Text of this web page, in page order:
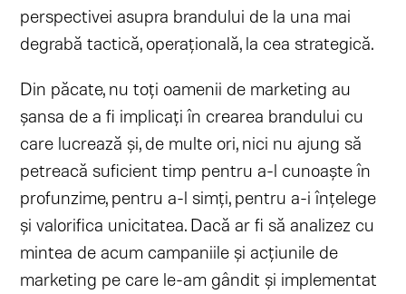
perspectivei asupra brandului de la una mai
degrabă tactică, operațională, la cea strategică.
Din păcate, nu toți oamenii de marketing au
șansa de a fi implicați în crearea brandului cu
care lucrează și, de multe ori, nici nu ajung să
petreacă suficient timp pentru a-l cunoaște în
profunzime, pentru a-l simți, pentru a-i înțelege
și valorifica unicitatea. Dacă ar fi să analizez cu
mintea de acum campaniile și acțiunile de
marketing pe care le-am gândit și implementat